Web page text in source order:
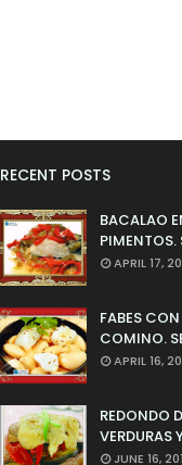
RECENT POSTS
BACALAO
APRIL 17,
FABES
COMINO.
APRIL 16,
REDONDO
VERDURAS
JUNE 16,